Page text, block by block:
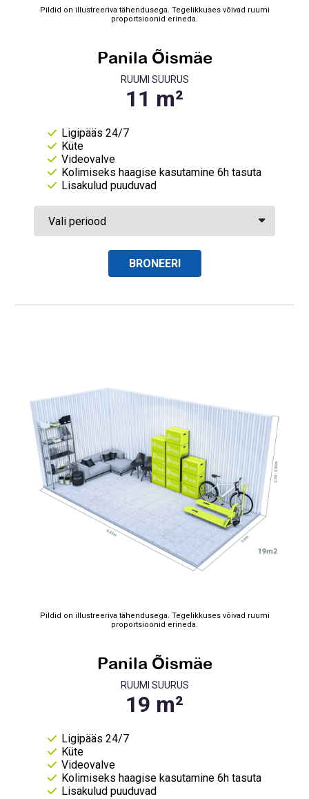
Pildid on illustreeriva tähendusega. Tegelikkuses võivad ruumi
proportsioonid erineda.
Panila Õismäe
RUUMI SUURUS
Ligipääs 24/7
Küte
Videovalve
Kolimiseks haagise kasutamine 6h tasuta
Lisakulud puuduvad
BRONEERI
Pildid on illustreeriva tähendusega. Tegelikkuses võivad ruumi
proportsioonid erineda.
Panila Õismäe
RUUMI SUURUS
Ligipääs 24/7
Küte
Videovalve
Kolimiseks haagise kasutamine 6h tasuta
Lisakulud puuduvad